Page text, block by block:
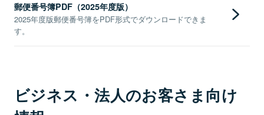
郵便番号簿PDF（2025年度版）
2025年度版郵便番号簿をPDF形式でダウンロードできま
す。
ビジネス・法人のお客さま向け